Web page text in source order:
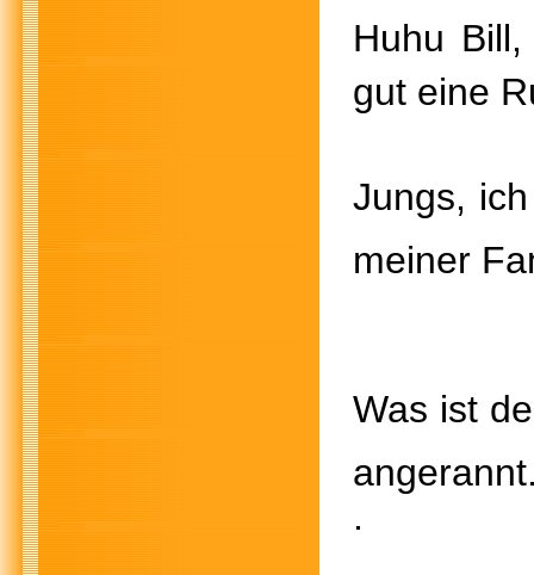
Huhu
gut eine
Jungs,
meiner
Was
.